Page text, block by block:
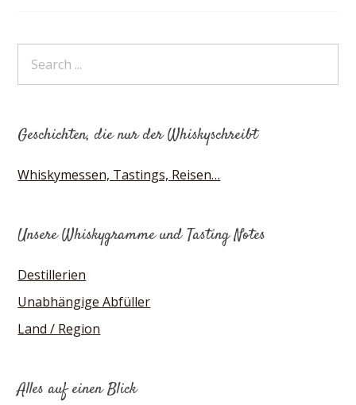
Geschichten, die nur der Whiskyschreibt
Whiskymessen, Tastings, Reisen…
Unsere Whiskygramme und Tasting Notes
Destillerien
Unabhängige Abfüller
Land / Region
Alles auf einen Blick